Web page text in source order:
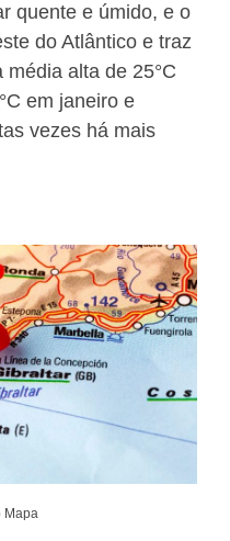
quente e úmido, e o
do Atlântico e traz
alta de 25°C
em janeiro e
vezes há mais
Mapa